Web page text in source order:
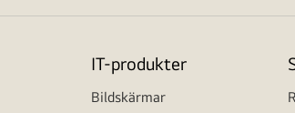
IT-produkter
Bildskärmar